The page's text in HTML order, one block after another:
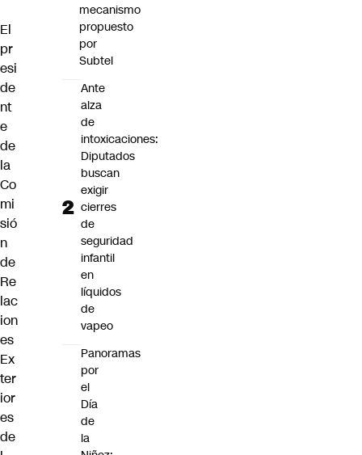
El
pr
esi
de
nt
e
de
la
Co
mi
sió
n
de
Re
lac
ion
es
Ex
ter
ior
es
de
mecanismo
propuesto
por
Subtel
Ante
alza
de
intoxicaciones:
Diputados
buscan
exigir
cierres
de
seguridad
infantil
en
líquidos
de
vapeo
Panoramas
por
el
Día
de
la